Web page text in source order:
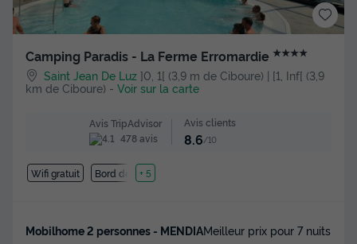
Camping Paradis - La Ferme Erromardie ★★★★
Saint Jean De Luz ]0, 1[ (3,9 m de Ciboure) | [1, Inf[ (3,9
km de Ciboure) - Voir sur la carte
Avis TripAdvisor
478 avis
Avis clients
8.6/10
Wifi gratuit Bord de mer
+ 5
Mobilhome 2 personnes - MENDIAMeilleur prix pour 7 nuits